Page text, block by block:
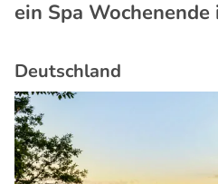
ein Spa
Deutschland